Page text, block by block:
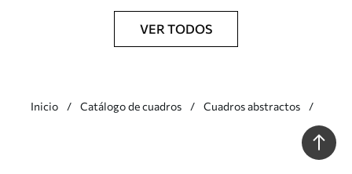
VER TODOS
Inicio Catálogo de cuadros Cuadros abstractos